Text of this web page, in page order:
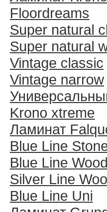
Floordreams
Super natural
Super natural
Vintage classic
Vintage narrow
Krono xtreme
Ламинат
Blue Line
Blue Line Wood
Silver Line
Blue Line Uni